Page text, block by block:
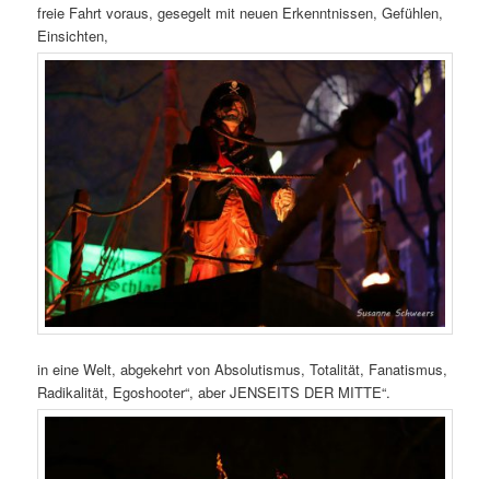
freie Fahrt voraus, gesegelt mit neuen Erkenntnissen, Gefühlen,
Einsichten,
in eine Welt, abgekehrt von Absolutismus, Totalität, Fanatismus,
Radikalität, Egoshooter“, aber JENSEITS DER MITTE“.